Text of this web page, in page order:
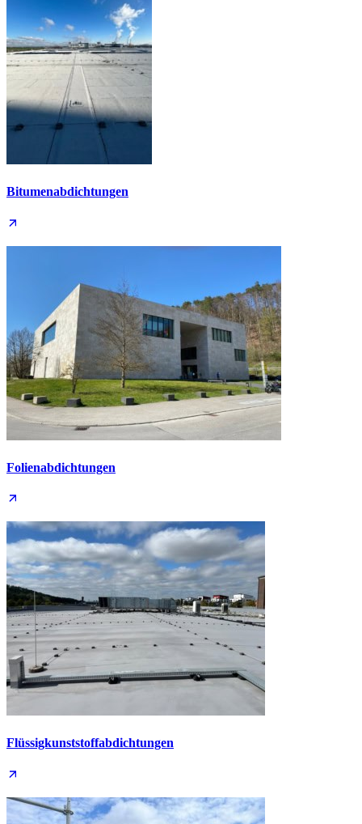
Bitumen­abdichtungen
Folien­abdichtungen
Flüssig­kunststoff­abdichtungen